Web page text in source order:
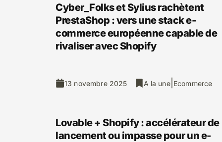
Cyber_Folks et Sylius rachètent
PrestaShop : vers une stack e-
commerce européenne capable de
rivaliser avec Shopify
13 novembre 2025 A la une| Ecommerce
Lovable + Shopify : accélérateur de
lancement ou impasse pour un e-